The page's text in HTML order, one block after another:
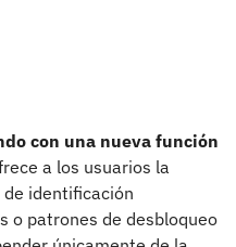
con una nueva función
a los usuarios la
identificación
o patrones de desbloqueo